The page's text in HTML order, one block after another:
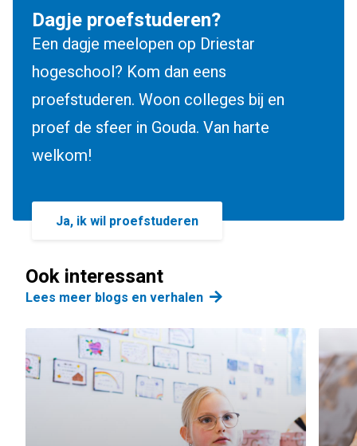
Dagje proefstuderen?
Een dagje meelopen op Driestar
hogeschool? Kom dan eens
proefstuderen. Woon colleges bij en
proef de sfeer in Gouda. Van harte
welkom!
Ja, ik wil proefstuderen
Ook interessant
Lees meer blogs en verhalen